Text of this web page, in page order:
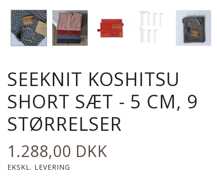
SEEKNIT KOSHITSU
SHORT SÆT - 5 CM, 9
STØRRELSER
1.288,00 DKK
EKSKL. LEVERING